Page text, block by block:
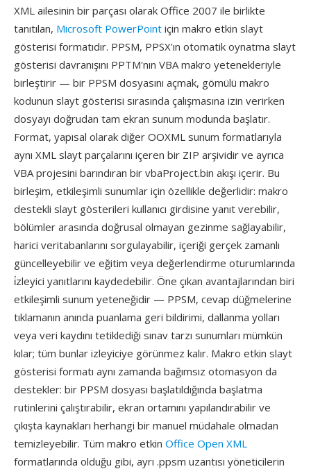
XML ailesinin bir parçası olarak Office 2007 ile birlikte
tanıtılan, Microsoft PowerPoint için makro etkin slayt
gösterisi formatıdır. PPSM, PPSX'ın otomatik oynatma slayt
gösterisi davranışını PPTM'nın VBA makro yetenekleriyle
birleştirir — bir PPSM dosyasını açmak, gömülü makro
kodunun slayt gösterisi sırasında çalışmasına izin verirken
dosyayı doğrudan tam ekran sunum modunda başlatır.
Format, yapısal olarak diğer OOXML sunum formatlarıyla
aynı XML slayt parçalarını içeren bir ZIP arşividir ve ayrıca
VBA projesini barındıran bir vbaProject.bin akışı içerir. Bu
birleşim, etkileşimli sunumlar için özellikle değerlidir: makro
destekli slayt gösterileri kullanıcı girdisine yanıt verebilir,
bölümler arasında doğrusal olmayan gezinme sağlayabilir,
harici veritabanlarını sorgulayabilir, içeriği gerçek zamanlı
güncelleyebilir ve eğitim veya değerlendirme oturumlarında
i̇zleyici yanıtlarını kaydedebilir. Öne çıkan avantajlarından biri
etkileşimli sunum yeteneğidir — PPSM, cevap düğmelerine
tıklamanın anında puanlama geri bildirimi, dallanma yolları
veya veri kaydını tetiklediği sınav tarzı sunumları mümkün
kılar; tüm bunlar izleyiciye görünmez kalır. Makro etkin slayt
gösterisi formatı aynı zamanda bağımsız otomasyon da
destekler: bir PPSM dosyası başlatıldığında başlatma
rutinlerini çalıştırabilir, ekran ortamını yapılandırabilir ve
çıkışta kaynakları herhangi bir manuel müdahale olmadan
temizleyebilir. Tüm makro etkin Office Open XML
formatlarında olduğu gibi, ayrı .ppsm uzantısı yöneticilerin